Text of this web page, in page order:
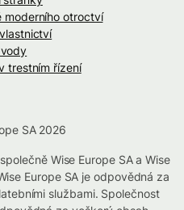
moderního otroctví
trestním řízení
SA 2026
Wise Europe SA a Wise
Europe SA je odpovědná za
službami. Společnost